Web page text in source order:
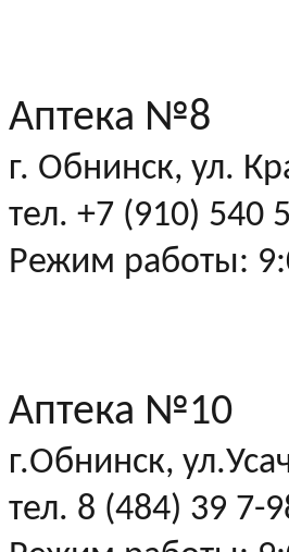
Аптека №8
г. Обнинск, ул.
тел. +7 (910) 540
Режим работы:
Аптека №10
г.Обнинск,
тел. 8 (484) 39 7-